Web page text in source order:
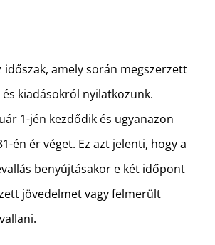
időszak, amely során megszerzett
kiadásokról nyilatkozunk.
1-jén kezdődik és ugyanazon
én ér véget. Ez azt jelenti, hogy a
benyújtásakor e két időpont
jövedelmet vagy felmerült